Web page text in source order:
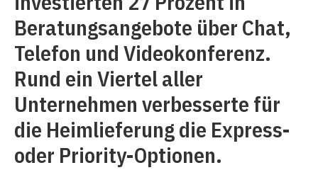
Beratungsangebote über Chat,
Telefon und Videokonferenz.
Rund ein Viertel aller
Unternehmen verbesserte für
die Heimlieferung die Express-
oder Priority-Optionen.